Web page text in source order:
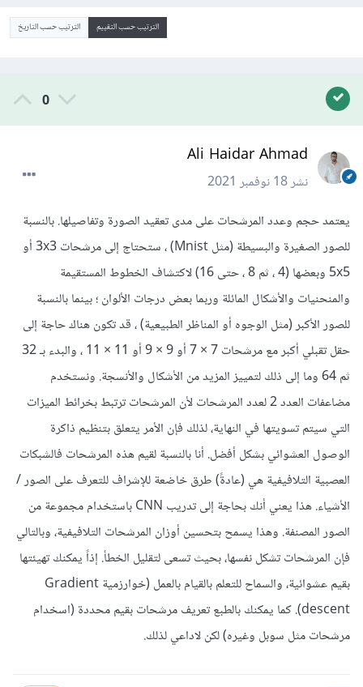
الترتيب حسب التقييم الترتيب حسب التاريخ
0
Ali Haidar Ahmad
نشر18 نوفمبر 2021
يعتمد حجم وعدد المرشحات على مدى تعقيد الصورة وتفاصيلها. بالنسبة
للصور الصغيرة والبسيطة (مثل Mnist) ، ستحتاج إلى مرشحات 3x3 أو
5x5 وبعضها (4 ، ثم 8 ، حتى 16) لاكتشاف الخطوط المستقيمة
والمنحنيات والأشكال المائلة وربما بعض درجات الألوان ؛ بينما بالنسبة
للصور الأكبر (مثل الوجوه أو المناظر الطبيعية) ، قد تكون هناك حاجة إلى
حقل تقبلي أكبر مع مرشحات 7 × 7 أو 9 × 9 أو 11 × 11 ، والبدء بـ 32
ثم 64 وما إلى ذلك لتمييز المزيد من الأشكال والأنسجة. ونستخدم
مضاعفات العدد 2 لعدد المرشحات لأن المرشحات ترتبط بخرائط الميزات
التي سيتم تسويتها في النهاية، لذلك فإن الأمر يتعلق بتنظيم ذاكرة
الوصول العشوائي بشكل أفضل. أنا بالنسبة لقيم هذه المرشحات فالشبكات
العصبية التلافيفية هي (عادةً) طرق خاضعة للإشراف للتعرف على الصور /
الأشياء. هذا يعني أنك بحاجة إلى تدريب CNN باستخدام مجموعة من
الصور المصنفة. وهذا يسمح بتحسين أوزان المرشحات التلافيفية، وبالتالي
فإن المرشحات تشكل نفسها، بحيث تسعى لتقليل الخطأ. إذاً يمكنك تهيئتها
بقيم عشوائية، والسماح للتعلم بالقيام بالعمل (خوارزمية Gradient
descent). كما يمكنك بالطبع تعريف مرشحات بقيم محددة (اسخدام
مرشحات مثل سوبل وغيره) لكن لاداعي لذلك.